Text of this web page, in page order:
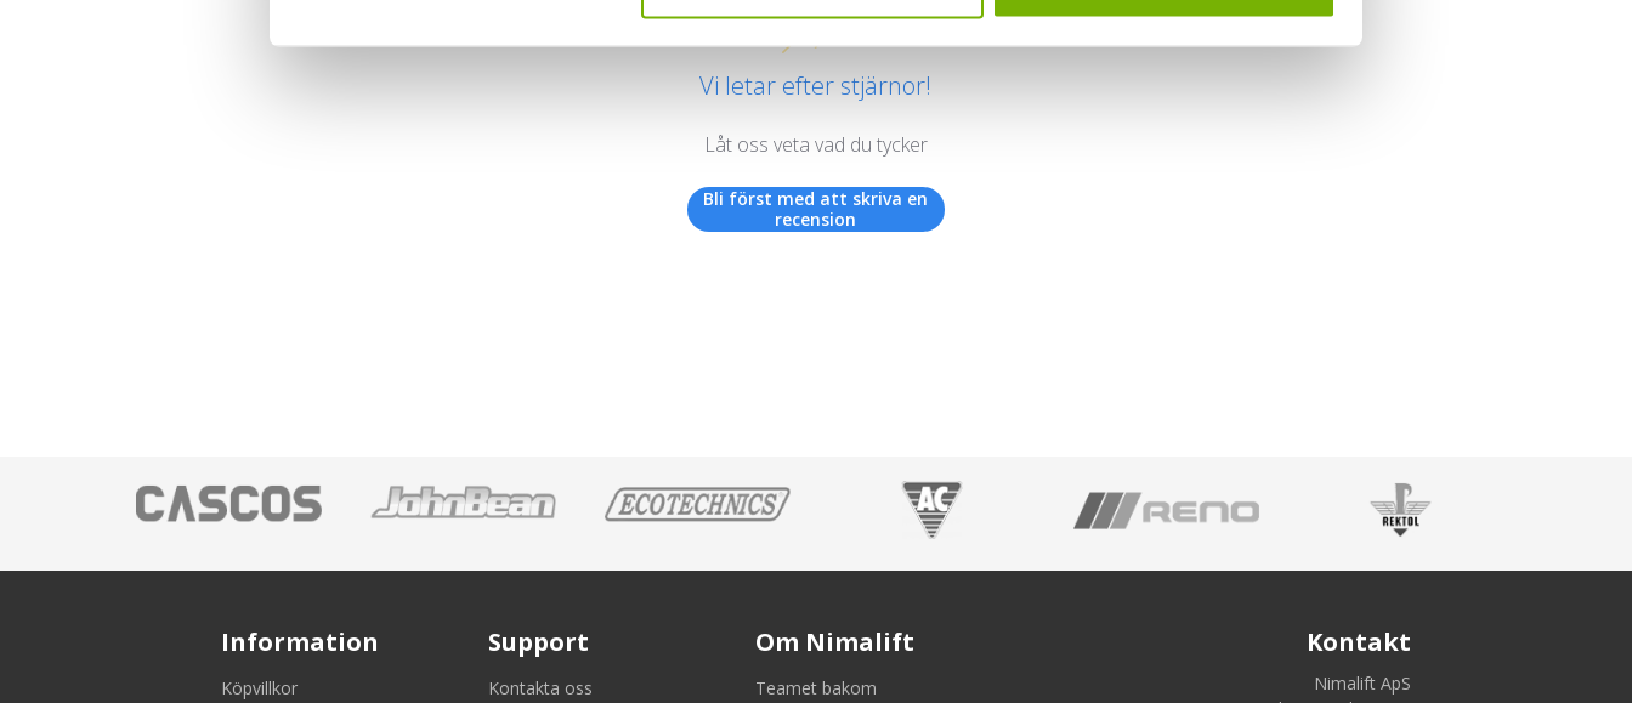
Vi letar efter stjärnor!
Låt oss veta vad du tycker
Bli först med att skriva en
recension
Information
Köpvillkor
Support
Kontakta oss
Om Nimalift
Teamet bakom
Kontakt
Nimalift ApS